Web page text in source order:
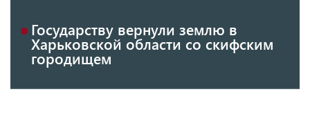
Государству вернули землю в
Харьковской области со скифским
городищем